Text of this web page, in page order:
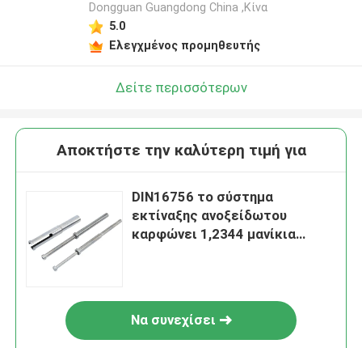
Dongguan Guangdong China ,Κίνα
5.0
Ελεγχμένος προμηθευτής
Δείτε περισσότερων
Αποκτήστε την καλύτερη τιμή για
DIN16756 το σύστημα
εκτίναξης ανοξείδωτου
καρφώνει 1,2344 μανίκια
Να συνεχίσει